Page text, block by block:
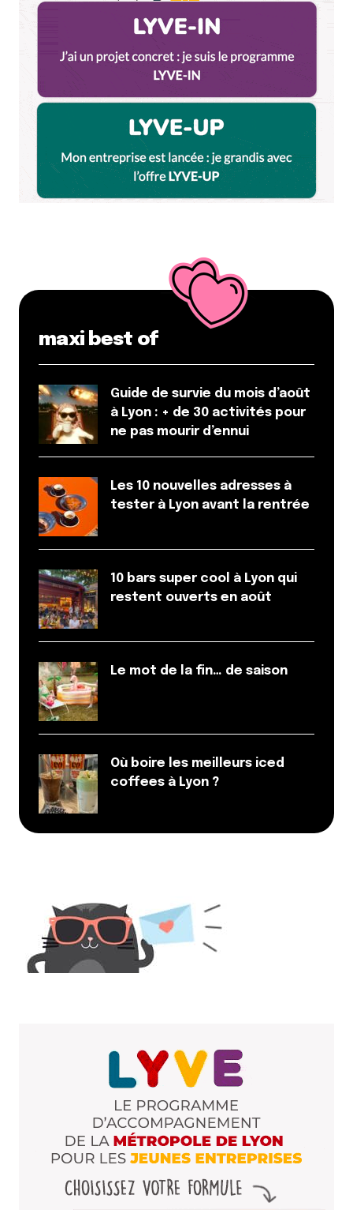
navigateur pour mon prochain commentaire.
Et bim !
maxi best of
Guide de survie du mois d’août
à Lyon : + de 30 activités pour
ne pas mourir d’ennui
Les 10 nouvelles adresses à
tester à Lyon avant la rentrée
10 bars super cool à Lyon qui
restent ouverts en août
Le mot de la fin… de saison
Où boire les meilleurs iced
coffees à Lyon ?